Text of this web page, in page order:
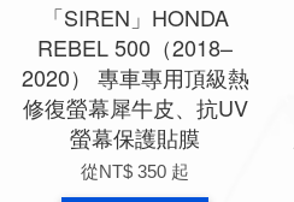
「SIREN」HONDA
REBEL 500（2018–
2020） 專車專用頂級熱
修復螢幕犀牛皮、抗UV
螢幕保護貼膜
從NT$ 350 起